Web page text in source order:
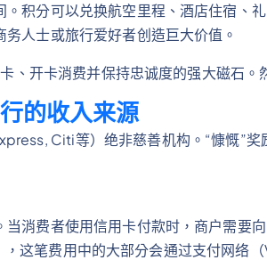
。积分可以兑换航空里程、酒店住宿、
人士或旅行爱好者创造巨大价值。
、开卡消费并保持忠诚度的强大磁石。
的收入来源
Citi等）绝非慈善机构。“慷慨”奖
当消费者使用信用卡付款时，商户需要
，这笔费用中的大部分会通过支付网络